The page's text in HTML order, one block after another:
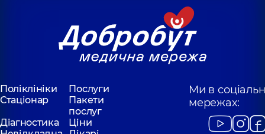
Поліклініки
Послуги
Стаціонар
Пакети
послуг
Діагностика
Ціни
Ми в
мережах: